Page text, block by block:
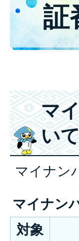
証
マ
い
マイナン
マイナン
対象